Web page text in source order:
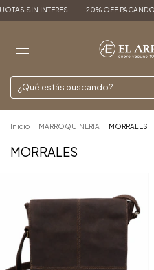
20% OFF PAGANDO POR
Inicio MARROQUINERIA MORRALES
MORRALES